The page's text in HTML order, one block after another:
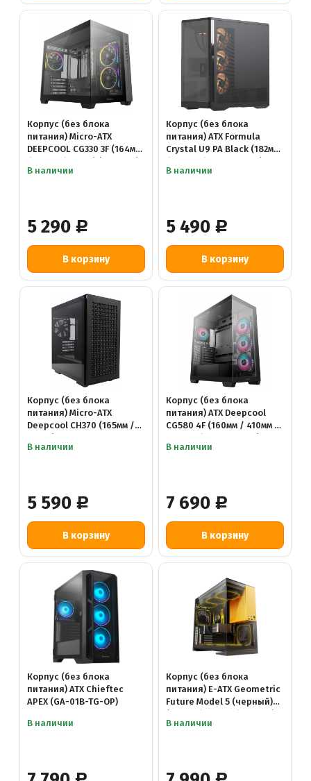
5 290 Р
Корпус (без блока
питания) Micro-ATX
DEEPCOOL CG330 3F (164мм
В наличии
5 490 Р
Корпус (без блока
питания) ATX Formula
Crystal U9 PA Black (182мм
(черный)
В наличии
5 590 Р
Корпус (без блока
питания) Micro-ATX
Deepcool CH370 (165мм /
В наличии
7 690 Р
Корпус (без блока
питания) ATX Deepcool
CG580 4F (160мм / 410мм /
В наличии
Корпус (без блока
питания) ATX Chieftec
APEX (GA-01B-TG-OP)
В наличии
Корпус (без блока
питания) E-ATX Geometric
Future Model 5 (черный)
В наличии